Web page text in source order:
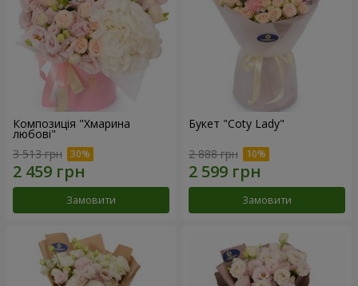
Композиція "Хмарина
любові"
3 513 грн
Замовити
Букет "Coty Lady"
2 888 грн
Замовити